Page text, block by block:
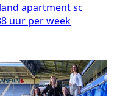
apartmentsc
uur per week